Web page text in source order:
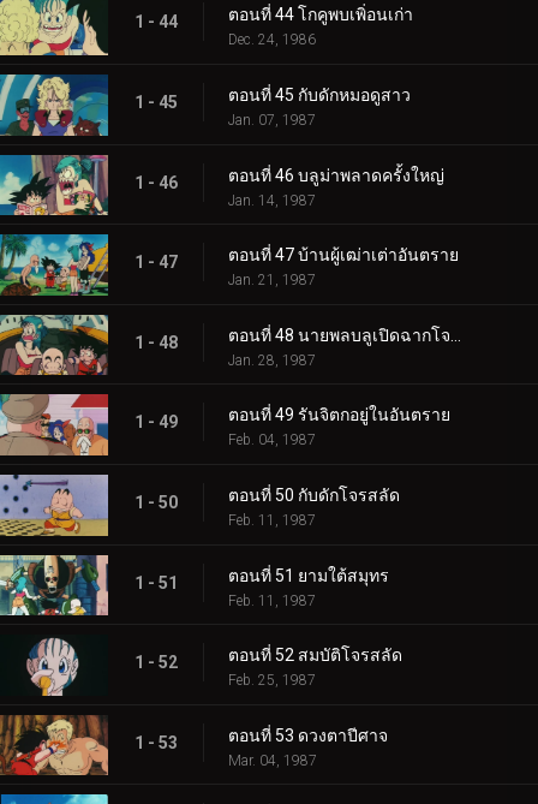
1 - 44 ตอนที่ 44 โกคูพบเพิ่อนเก่า
Dec. 24, 1986
1 - 45 ตอนที่ 45 กับดักหมอดูสาว
Jan. 07, 1987
1 - 46 ตอนที่ 46 บลูม่าพลาดครั้งใหญ่
Jan. 14, 1987
1 - 47 ตอนที่ 47 บ้านผู้เฒ่าเต่าอันตราย
Jan. 21, 1987
1 - 48
Jan. 28, 1987
1 - 49 ตอนที่ 49 รันจิตกอยู่ในอันตราย
Feb. 04, 1987
1 - 50 ตอนที่ 50 กับดักโจรสลัด
Feb. 11, 1987
1 - 51 ตอนที่ 51 ยามใต้สมุทร
Feb. 11, 1987
1 - 52 ตอนที่ 52 สมบัติโจรสลัด
Feb. 25, 1987
1 - 53 ตอนที่ 53 ดวงตาปีศาจ
Mar. 04, 1987